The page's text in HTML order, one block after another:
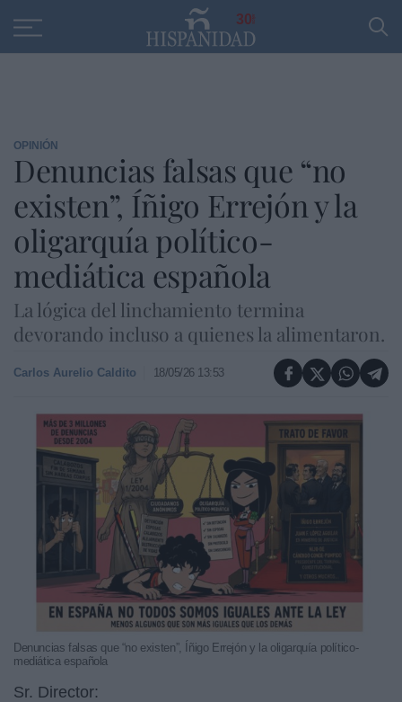
30
OPINIÓN
Denuncias falsas que “no
existen”, Íñigo Errejón y la
oligarquía político-
mediática española
La lógica del linchamiento termina
devorando incluso a quienes la alimentaron.
Carlos Aurelio Caldito 18/05/26 13:53
Denuncias falsas que “no existen”, Íñigo Errejón y la oligarquía político-
mediática española
Sr. Director: